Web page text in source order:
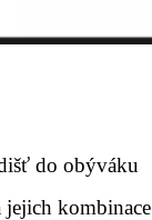
do obýváku
jejich kombinace